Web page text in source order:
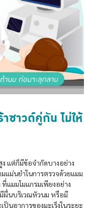
ซาวด์คู่กัน ไม่ให้
แต่ก็มีข้อจำกัดบางอย่าง
แม่นยำในการตรวจด้วยแมม
แมมโมแกรมเพียงอย่าง
ผื่นบริเวณหัวนม หรือมี
นอาการของมะเร็งในระยะ